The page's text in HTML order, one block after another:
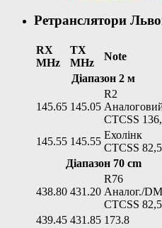
Ретранслятори
RX
MHz
TX
MHz
Note
Діапазон 2 м
145.65 145.05
R2
CTCSS
145.55 145.55
Ехолінк
CTCSS 82,5
Діапазон 70 cm
438.80 431.20
R76
Аналог./
CTCSS 82,5
439.45 431.85 173.8